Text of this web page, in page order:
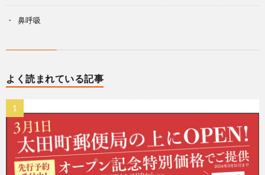
鼻呼吸
よく読まれている記事